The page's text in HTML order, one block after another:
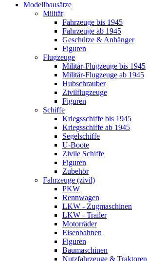
Modellbausätze
Militär
Fahrzeuge bis 1945
Fahrzeuge ab 1945
Geschütze & Anhänger
Figuren
Flugzeuge
Militär-Flugzeuge bis 1945
Militär-Flugzeuge ab 1945
Hubschrauber
Zivilflugzeuge
Figuren
Schiffe
Kriegsschiffe bis 1945
Kriegsschiffe ab 1945
Segelschiffe
U-Boote
Zivile Schiffe
Figuren
Zubehör
Fahrzeuge (zivil)
PKW
Rennwagen
LKW - Zugmaschinen
LKW - Trailer
Motorräder
Eisenbahnen
Figuren
Baumaschinen
Nutzfahrzeuge & Traktoren